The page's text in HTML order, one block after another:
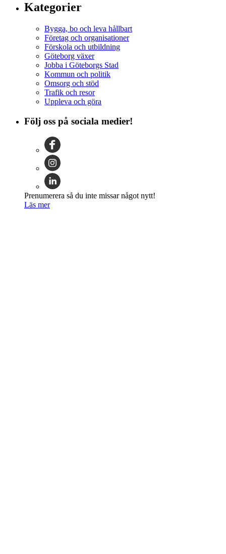
Kategorier
Bygga, bo och leva hållbart
Företag och organisationer
Förskola och utbildning
Göteborg växer
Jobba i Göteborgs Stad
Kommun och politik
Omsorg och stöd
Trafik och resor
Uppleva och göra
Följ oss på sociala medier!
Prenumerera så du inte missar något nytt!
Läs mer